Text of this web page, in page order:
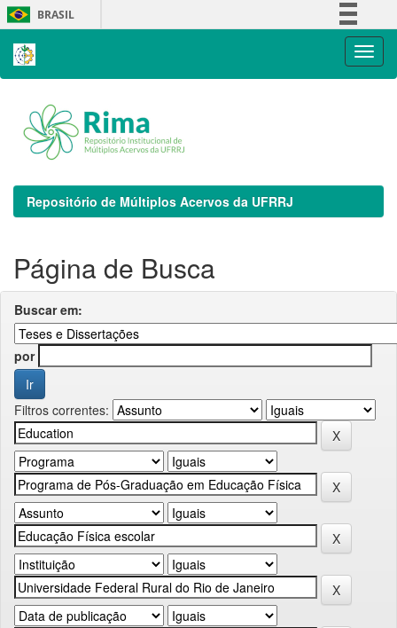
Skip
navigation
BRASIL
Repositório de Múltiplos Acervos da UFRRJ
Página de Busca
Buscar em:
por
Filtros correntes: